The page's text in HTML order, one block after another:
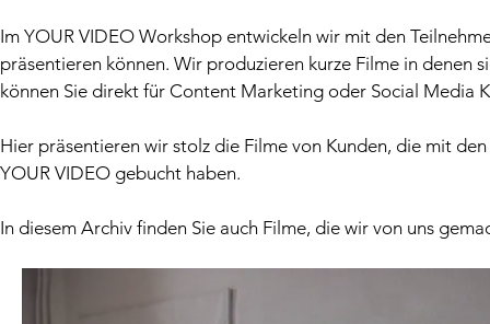
Im YOUR VIDEO Workshop entwickeln wir mit den
präsentieren können. Wir produzieren kurze Filme in denen
können Sie direkt für Content Marketing oder Social Media
Hier präsentieren wir stolz die Filme von Kunden, die mit
YOUR VIDEO gebucht haben.
In diesem Archiv finden Sie auch Filme, die wir von uns